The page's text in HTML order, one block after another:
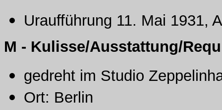
Uraufführung 11. Mai 1931,
M - Kulisse/Ausstattung/
gedreht im Studio
Ort: Berlin